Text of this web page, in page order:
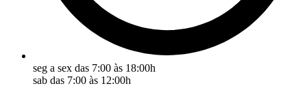
seg a sex das 7:00 às 18:00h
sab das 7:00 às 12:00h